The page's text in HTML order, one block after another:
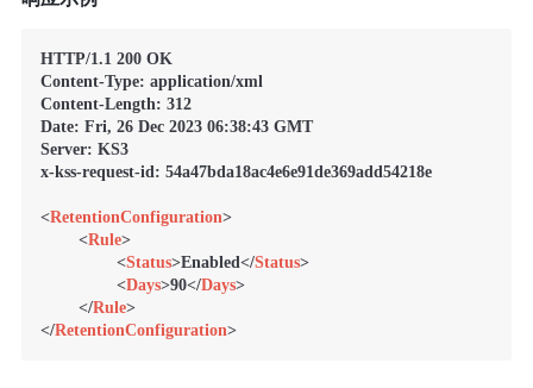
HTTP/1.1 200 OK
Content-Type: application/xml
Content-Length: 312
Date: Fri, 26 Dec 2023 06:38:43 GMT
Server: KS3
x-kss-request-id: 54a47bda18ac4e6e91de369add54218e
<RetentionConfiguration>
<Rule>
<Status>Enabled</Status>
<Days>90</Days>
</Rule>
</RetentionConfiguration>